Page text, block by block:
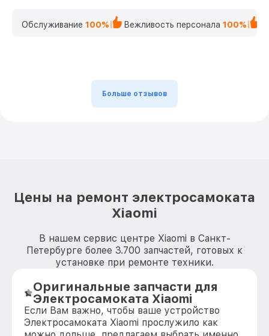
Обслуживание 100% Вежливость персонала 100%
Больше отзывов
Цены на ремонт электросамоката
Xiaomi
В нашем сервис центре Xiaomi в Санкт-
Петербурге более 3.700 запчастей, готовых к
установке при ремонте техники.
Оригинальные запчасти для
Электросамоката Xiaomi
Если Вам важно, чтобы ваше устройство
Электросамоката Xiaomi прослужило как